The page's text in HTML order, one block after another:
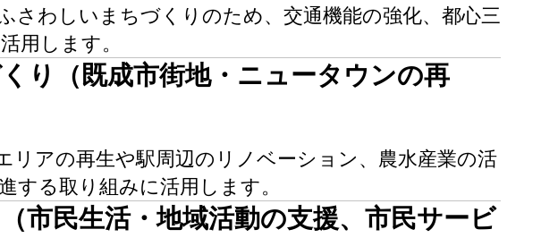
さわしいまちづくりのため、交通機能の強化、都⼼三
用します。
り（既成市街地・ニュータウンの再
リアの再生や駅周辺のリノベーション、農水産業の活
する取り組みに活用します。
市民生活・地域活動の支援、市民サービ